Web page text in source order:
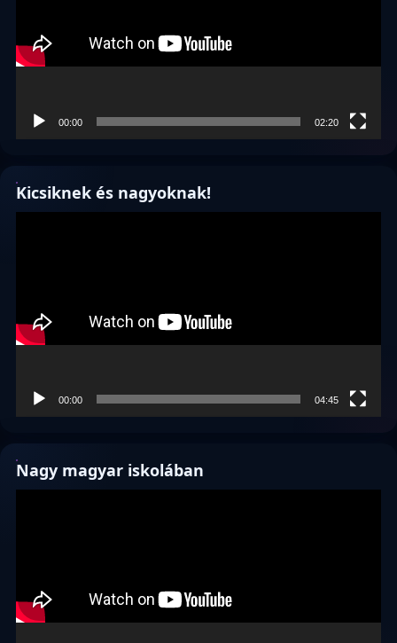
00:00 02:20
Kicsiknek és nagyoknak!
00:00 04:45
Nagy magyar iskolában